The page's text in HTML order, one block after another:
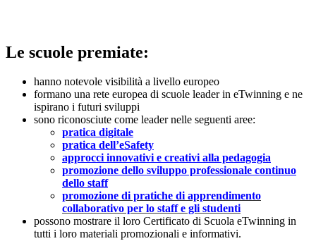
Le scuole premiate:
hanno notevole visibilità a livello europeo
formano una rete europea di scuole leader in eTwinning e ne
ispirano i futuri sviluppi
sono riconosciute come leader nelle seguenti aree:
pratica digitale
pratica dell’eSafety
approcci innovativi e creativi alla pedagogia
promozione dello sviluppo professionale continuo
dello staff
promozione di pratiche di apprendimento
collaborativo per lo staff e gli studenti
possono mostrare il loro Certificato di Scuola eTwinning in
tutti i loro materiali promozionali e informativi.